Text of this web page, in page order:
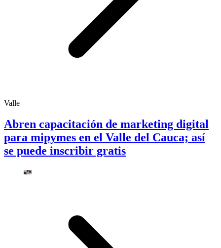
Valle
Abren capacitación de marketing digital
para mipymes en el Valle del Cauca; así
se puede inscribir gratis